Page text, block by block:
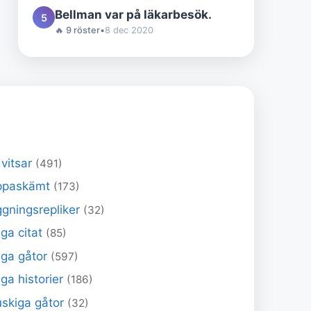
5 Bellman var på läkarbesök.
🔥 9 röster•8 dec 2020
(491)
(173)
(32)
citat (85)
gåtor (597)
historier (186)
gåtor (32)